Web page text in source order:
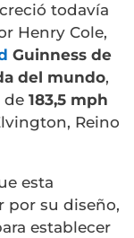
todavía
Henry Cole,
Guinness de
del mundo,
de183,5 mph
Reino
esta
por su diseño,
establecer